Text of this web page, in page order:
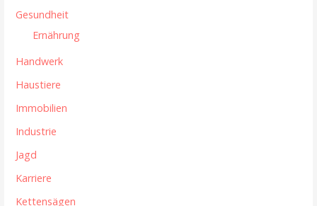
Gesundheit
Ernährung
Handwerk
Haustiere
Immobilien
Industrie
Jagd
Karriere
Kettensägen